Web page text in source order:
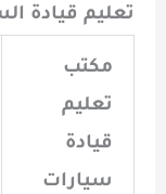
تعليم قيادة
مكتب
تعليم
قيادة
سيارات